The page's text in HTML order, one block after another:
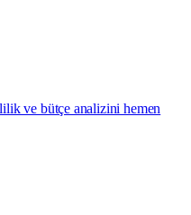
ve bütçe analizini hemen